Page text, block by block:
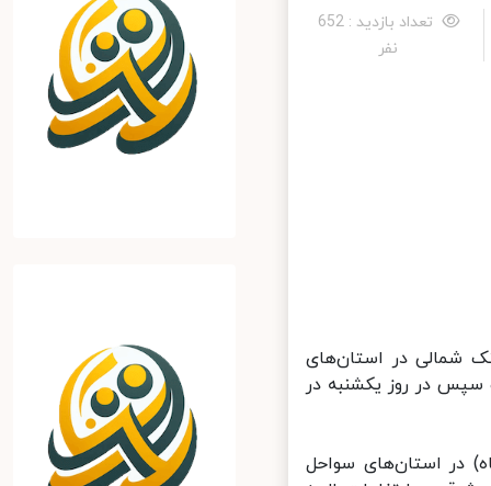
تعداد بازدید : 652
نفر
شمالی در استان‌های
در روز یکشنبه در
شهریورماه) تا دوشنبه (۳ شهریورماه) در استان‌های سواحل